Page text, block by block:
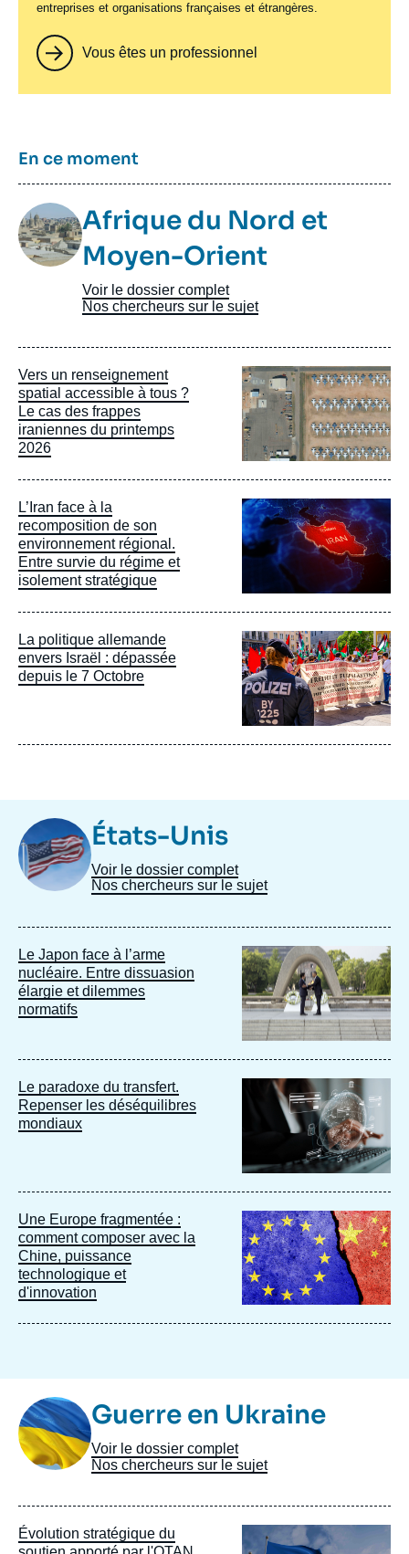
entreprises et organisations françaises et étrangères.
Vous êtes un professionnel
Titre
En ce moment
Image
TaxonomieAfrique du Nord et
Moyen-Orient
Voir le dossier complet
Nos chercheurs sur le sujet
Vers un renseignement
spatial accessible à tous ?
Le cas des frappes
iraniennes du printemps
2026
Image
principale
L’Iran face à la
recomposition de son
environnement régional.
Entre survie du régime et
isolement stratégique
Image
principale
La politique allemande
envers Israël : dépassée
depuis le 7 Octobre
Image
principale
Image
Taxonomie États-Unis
Voir le dossier complet
Nos chercheurs sur le sujet
Le Japon face à l’arme
nucléaire. Entre dissuasion
élargie et dilemmes
normatifs
Image
principale
Le paradoxe du transfert.
Repenser les déséquilibres
mondiaux
Image
principale
Une Europe fragmentée :
comment composer avec la
Chine, puissance
technologique et
d'innovation
Image
principale
Image
TaxonomieGuerre en Ukraine
Voir le dossier complet
Nos chercheurs sur le sujet
Évolution stratégique du
Image
principale